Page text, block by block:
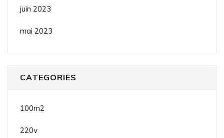
juin 2023
mai 2023
CATEGORIES
100m2
220v